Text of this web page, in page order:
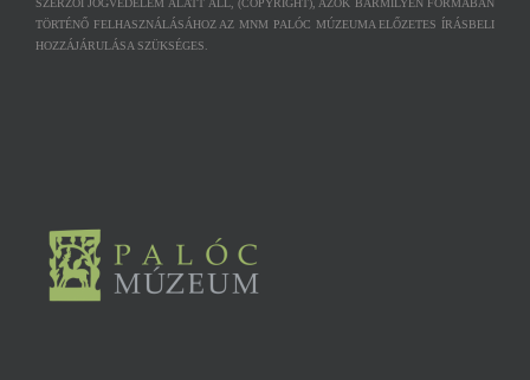
SZERZŐI JOGVÉDELEM ALATT ÁLL, (COPYRIGHT), AZOK BÁRMILYEN FORMÁBAN
TÖRTÉNŐ FELHASZNÁLÁSÁHOZ AZ MNM PALÓC MÚZEUMA ELŐZETES ÍRÁSBELI
HOZZÁJÁRULÁSA SZÜKSÉGES.